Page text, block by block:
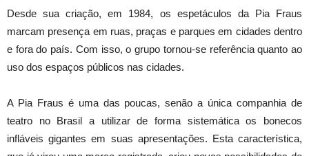
Desde sua criação, em 1984, os espetáculos da Pia Fraus
marcam presença em ruas, praças e parques em cidades dentro
e fora do país. Com isso, o grupo tornou-se referência quanto ao
uso dos espaços públicos nas cidades.
A Pia Fraus é uma das poucas, senão a única companhia de
teatro no Brasil a utilizar de forma sistemática os bonecos
infláveis gigantes em suas apresentações. Esta característica,